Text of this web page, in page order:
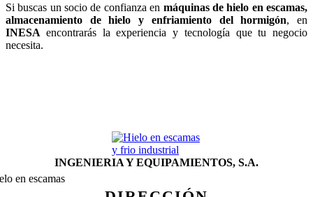
Si buscas un socio de confianza en máquinas de hielo en escamas,
almacenamiento de hielo y enfriamiento del hormigón, en
INESA encontrarás la experiencia y tecnología que tu negocio
necesita.
INGENIERIA Y EQUIPAMIENTOS, S.A.